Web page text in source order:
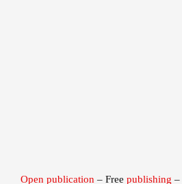
Open publication – Free publishing –